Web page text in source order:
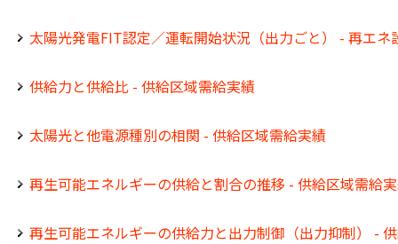
太陽光発電FIT認定／運転開始状況（出力ごと） - 再エネ
供給力と供給比 - 供給区域需給実績
太陽光と他電源種別の相関 - 供給区域需給実績
再生可能エネルギーの供給と割合の推移 - 供給区域需給
再生可能エネルギーの供給力と出力制御（出力抑制） -